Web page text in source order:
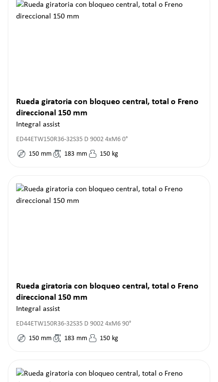
Rueda giratoria con bloqueo central, total o Freno
direccional 150 mm
Integral assist
ED44ETW150R36-32S35 D 9002 4xM6 0°
150 mm 183 mm 150 kg
Rueda giratoria con bloqueo central, total o Freno
direccional 150 mm
Integral assist
ED44ETW150R36-32S35 D 9002 4xM6 90°
150 mm 183 mm 150 kg